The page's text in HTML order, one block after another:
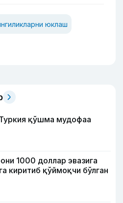
юклаш
қўшма мудофаа
1000 доллар эвазига
киритиб қўймоқчи бўлган